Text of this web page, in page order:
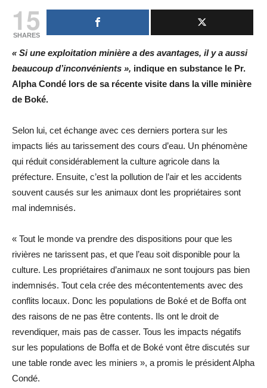
15
SHARES
« Si une exploitation minière a des avantages, il y a aussi
beaucoup d’inconvénients », indique en substance le Pr.
Alpha Condé lors de sa récente visite dans la ville minière
de Boké.
Selon lui, cet échange avec ces derniers portera sur les
impacts liés au tarissement des cours d’eau. Un phénomène
qui réduit considérablement la culture agricole dans la
préfecture. Ensuite, c’est la pollution de l’air et les accidents
souvent causés sur les animaux dont les propriétaires sont
mal indemnisés.
« Tout le monde va prendre des dispositions pour que les
rivières ne tarissent pas, et que l’eau soit disponible pour la
culture. Les propriétaires d’animaux ne sont toujours pas bien
indemnisés. Tout cela crée des mécontentements avec des
conflits locaux. Donc les populations de Boké et de Boffa ont
des raisons de ne pas être contents. Ils ont le droit de
revendiquer, mais pas de casser. Tous les impacts négatifs
sur les populations de Boffa et de Boké vont être discutés sur
une table ronde avec les miniers », a promis le président Alpha
Condé.